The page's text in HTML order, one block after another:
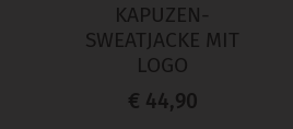
KAPUZEN-
SWEATJACKE MIT
LOGO
€ 44,90